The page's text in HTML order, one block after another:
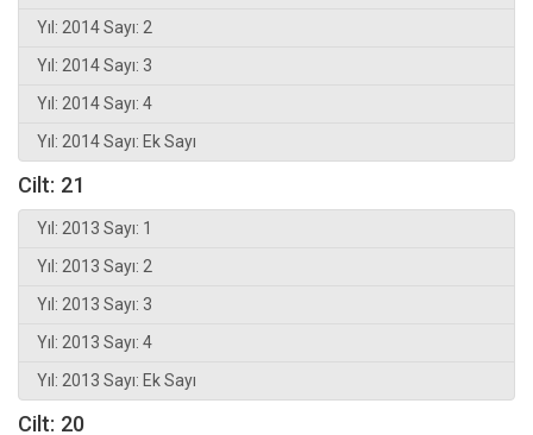
Yıl: 2014 Sayı: 2
Yıl: 2014 Sayı: 3
Yıl: 2014 Sayı: 4
Yıl: 2014 Sayı: Ek Sayı
Cilt: 21
Yıl: 2013 Sayı: 1
Yıl: 2013 Sayı: 2
Yıl: 2013 Sayı: 3
Yıl: 2013 Sayı: 4
Yıl: 2013 Sayı: Ek Sayı
Cilt: 20